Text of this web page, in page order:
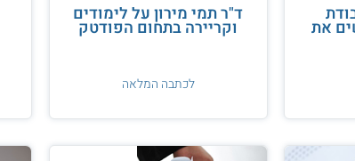
את
ד"ר תמי מירון על לימודים
וקריירה בתחום הפודטק
לכתבה המלאה